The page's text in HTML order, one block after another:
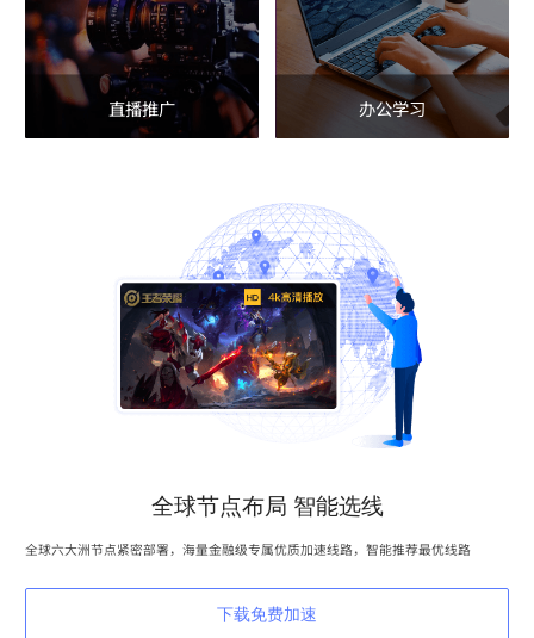
直播推广 办公学习
全球节点布局 智能选线
全球六大洲节点紧密部署，海量金融级专属优质加速线路，智能推荐最优线路
下载免费加速